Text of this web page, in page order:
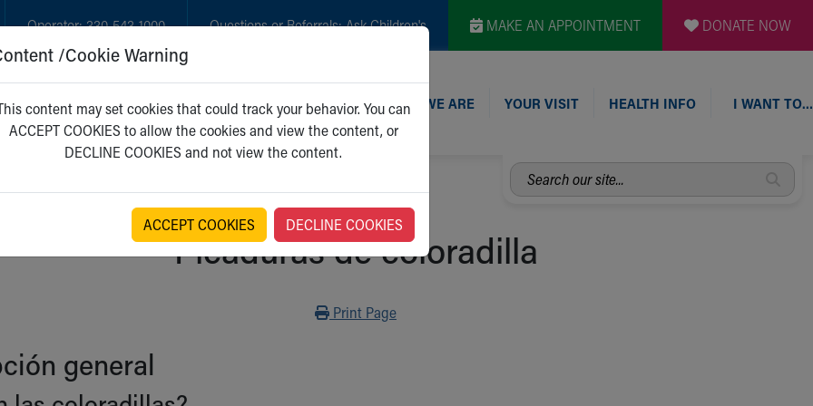
Operator:330-543-1000 Questions or Referrals:Ask Children's MAKE AN APPOINTMENT DONATE NOW
GET CARE NEW PARENTS WHO WE ARE YOUR VISIT HEALTH INFO I WANT TO…
Search
our
Picaduras de coloradilla
Print
Print Page
general
/Cookie Warning
content may set cookies that could track your behavior. You can
ACCEPT COOKIES to allow the cookies and view the content, or
DECLINE COOKIES and not view the content.
ACCEPT COOKIES DECLINE COOKIES